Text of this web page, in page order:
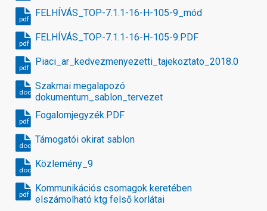
FELHÍVÁS_TOP-7.1.1-16-H-105-9_mód
pdf
FELHÍVÁS_TOP-7.1.1-16-H-105-9.PDF
pdf
Piaci_ar_kedvezmenyezetti_tajekoztato_2018.09.13_1
pdf
Szakmai megalapozó
dokumentum_sablon_tervezet
docx
Fogalomjegyzék.PDF
pdf
Támogatói okirat sablon
docx
Közlemény_9
docx
Kommunikációs csomagok keretében
elszámolható ktg felső korlátai
pdf